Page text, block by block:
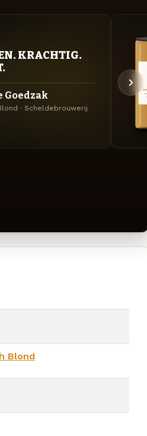
KRACHTIG.
Goedzak
· Scheldebrouwerij
Blond